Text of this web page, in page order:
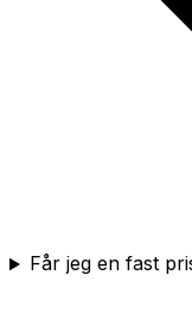
Får jeg en fast